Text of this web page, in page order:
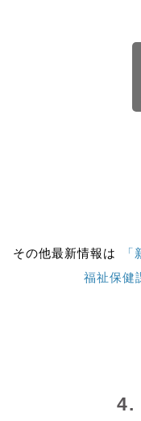
その他最新情報は
福祉保健
4.